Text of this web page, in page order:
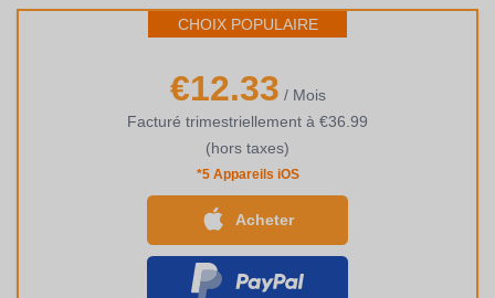
CHOIX POPULAIRE
€12.33 / Mois
Facturé trimestriellement à €36.99
(hors taxes)
*5 Appareils iOS
Acheter